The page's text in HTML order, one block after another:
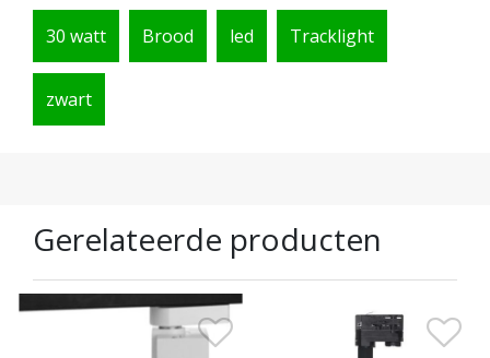
30 watt Brood led Tracklight
zwart
Gerelateerde producten